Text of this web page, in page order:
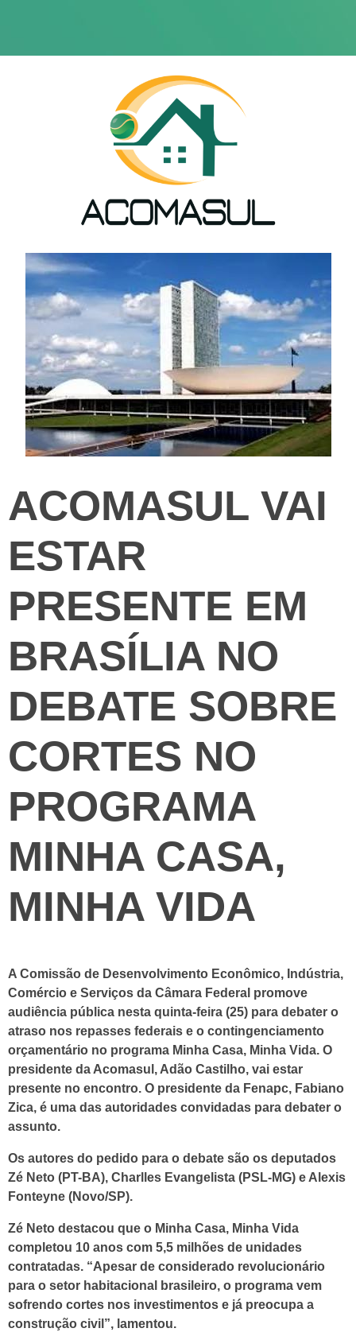
ACOMASUL VAI
ESTAR
PRESENTE EM
BRASÍLIA NO
DEBATE SOBRE
CORTES NO
PROGRAMA
MINHA CASA,
MINHA VIDA
A Comissão de Desenvolvimento Econômico, Indústria,
Comércio e Serviços da Câmara Federal promove
audiência pública nesta quinta-feira (25) para debater o
atraso nos repasses federais e o contingenciamento
orçamentário no programa Minha Casa, Minha Vida. O
presidente da Acomasul, Adão Castilho, vai estar
presente no encontro. O presidente da Fenapc, Fabiano
Zica, é uma das autoridades convidadas para debater o
assunto.
Os autores do pedido para o debate são os deputados
Zé Neto (PT-BA), Charlles Evangelista (PSL-MG) e Alexis
Fonteyne (Novo/SP).
Zé Neto destacou que o Minha Casa, Minha Vida
completou 10 anos com 5,5 milhões de unidades
contratadas. “Apesar de considerado revolucionário
para o setor habitacional brasileiro, o programa vem
sofrendo cortes nos investimentos e já preocupa a
construção civil”, lamentou.